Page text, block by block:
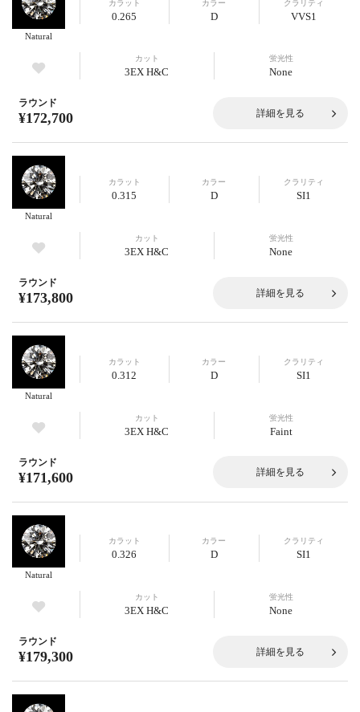
Natural
カラット
0.265
カラー
D
クラリティ
VVS1
カット
3EX H&C
蛍光性
None
ラウンド
¥172,700 詳細を見る
Natural
カラット
0.315
カラー
D
クラリティ
SI1
カット
3EX H&C
蛍光性
None
ラウンド
¥173,800 詳細を見る
Natural
カラット
0.312
カラー
D
クラリティ
SI1
カット
3EX H&C
蛍光性
Faint
ラウンド
¥171,600 詳細を見る
Natural
カラット
0.326
カラー
D
クラリティ
SI1
カット
3EX H&C
蛍光性
None
ラウンド
¥179,300 詳細を見る